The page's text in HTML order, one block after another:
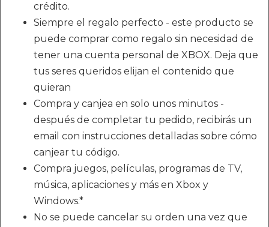
crédito.
Siempre el regalo perfecto - este producto se
puede comprar como regalo sin necesidad de
tener una cuenta personal de XBOX. Deja que
tus seres queridos elijan el contenido que
quieran
Compra y canjea en solo unos minutos -
después de completar tu pedido, recibirás un
email con instrucciones detalladas sobre cómo
canjear tu código.
Compra juegos, películas, programas de TV,
música, aplicaciones y más en Xbox y
Windows.*
No se puede cancelar su orden una vez que